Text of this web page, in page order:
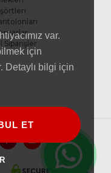
Siparişler
var.
için
Detaylı bilgi için
ET